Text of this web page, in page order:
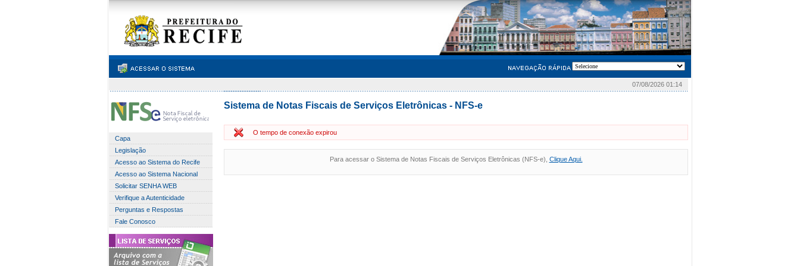
07/08/2026 01:14
Capa
Legislação
Acesso ao Sistema do Recife
Acesso ao Sistema Nacional
Solicitar SENHA WEB
Verifique a Autenticidade
Perguntas e Respostas
Fale Conosco
Sistema de Notas Fiscais de Serviços Eletrônicas - NFS-e
O tempo de conexão expirou
Para acessar o Sistema de Notas Fiscais de Serviços Eletrônicas (NFS-e), Clique Aqui.